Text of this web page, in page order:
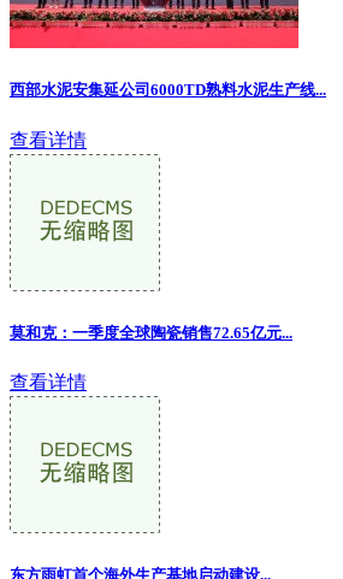
西部水泥安集延公司6000TD熟料水泥生产线...
查看详情
莫和克：一季度全球陶瓷销售72.65亿元...
查看详情
东方雨虹首个海外生产基地启动建设...